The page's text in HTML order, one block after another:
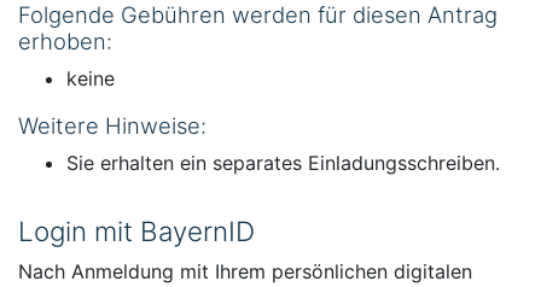
Folgende Gebühren werden für diesen Antrag
erhoben:
keine
Weitere Hinweise:
Sie erhalten ein separates Einladungsschreiben.
Login mit BayernID
Nach Anmeldung mit Ihrem persönlichen digitalen